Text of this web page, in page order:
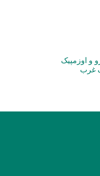
و اوزمپیک
غرب